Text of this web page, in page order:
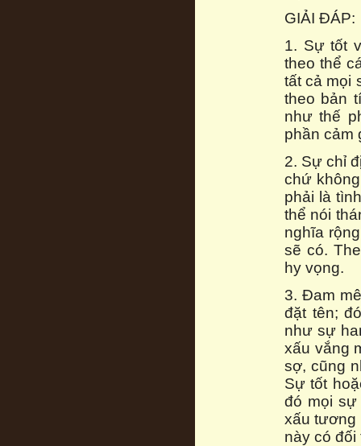
GIẢI ĐÁP:
1. Sự tốt
theo thể
tất cả mọi
theo bản
như thế
phần cảm
2. Sự chỉ
chứ
phải là
thể nói
nghĩa
sẽ có.
hy vọng.
3. Đam
đặt tên;
như sự
xấu vắng
sợ, cũng
Sự tốt
đó mọi
xấu tương
này có